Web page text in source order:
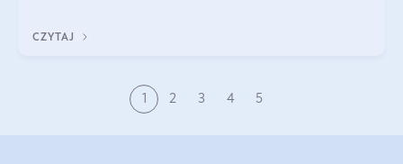
CZYTAJ
1 2 3 4 5